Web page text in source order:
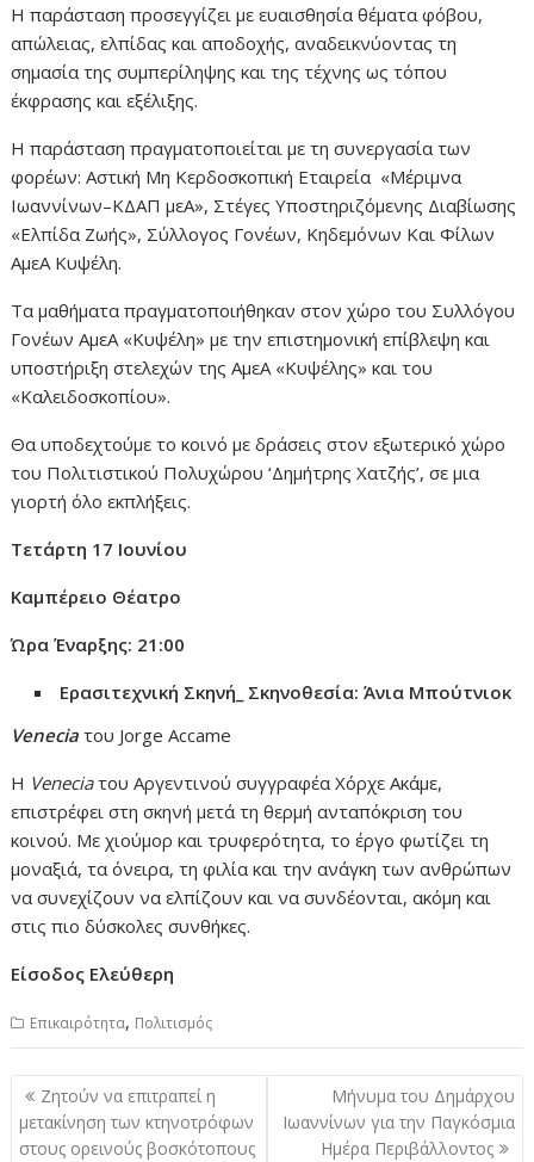
Η παράσταση προσεγγίζει με ευαισθησία θέματα φόβου,
απώλειας, ελπίδας και αποδοχής, αναδεικνύοντας τη
σημασία της συμπερίληψης και της τέχνης ως τόπου
έκφρασης και εξέλιξης.
Η παράσταση πραγματοποιείται με τη συνεργασία των
φορέων: Αστική Μη Κερδοσκοπική Εταιρεία «Μέριμνα
Ιωαννίνων–ΚΔΑΠ μεΑ», Στέγες Υποστηριζόμενης Διαβίωσης
«Ελπίδα Ζωής», Σύλλογος Γονέων, Κηδεμόνων Και Φίλων
ΑμεΑ Κυψέλη.
Τα μαθήματα πραγματοποιήθηκαν στον χώρο του Συλλόγου
Γονέων ΑμεΑ «Κυψέλη» με την επιστημονική επίβλεψη και
υποστήριξη στελεχών της ΑμεΑ «Κυψέλης» και του
«Καλειδοσκοπίου».
Θα υποδεχτούμε το κοινό με δράσεις στον εξωτερικό χώρο
του Πολιτιστικού Πολυχώρου ‘Δημήτρης Χατζής’, σε μια
γιορτή όλο εκπλήξεις.
Τετάρτη 17 Ιουνίου
Καμπέρειο Θέατρο
Ώρα Έναρξης: 21:00
Ερασιτεχνική Σκηνή Σκηνοθεσία: Άνια Μπούτνιοκ
Venecia του Jorge Accame
Η Veneciaτου Αργεντινού συγγραφέα Χόρχε Ακάμε,
επιστρέφει στη σκηνή μετά τη θερμή ανταπόκριση του
κοινού. Με χιούμορ και τρυφερότητα, το έργο φωτίζει τη
μοναξιά, τα όνειρα, τη φιλία και την ανάγκη των ανθρώπων
να συνεχίζουν να ελπίζουν και να συνδέονται, ακόμη και
στις πιο δύσκολες συνθήκες.
Είσοδος Ελεύθερη
Επικαιρότητα, Πολιτισμός
Πλοήγηση
άρθρων
Ζητούν να επιτραπεί η
μετακίνηση των κτηνοτρόφων
στους ορεινούς βοσκότοπους
Μήνυμα του Δημάρχου
Ιωαννίνων για την Παγκόσμια
Ημέρα Περιβάλλοντος